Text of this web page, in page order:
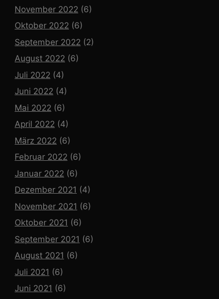
November 2022 (6)
Oktober 2022 (6)
September 2022 (2)
August 2022 (6)
Juli 2022 (4)
Juni 2022 (4)
Mai 2022 (6)
April 2022 (4)
März 2022 (6)
Februar 2022 (6)
Januar 2022 (6)
Dezember 2021 (4)
November 2021 (6)
Oktober 2021 (6)
September 2021 (6)
August 2021 (6)
Juli 2021 (6)
Juni 2021 (6)